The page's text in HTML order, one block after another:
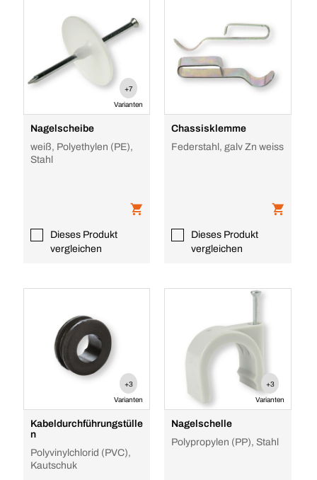
+7
Varianten
Nagelscheibe
weiß, Polyethylen (PE),
Stahl
Dieses Produkt
vergleichen
Chassisklemme
Federstahl, galv Zn weiss
Dieses Produkt
vergleichen
+3
Varianten
Kabeldurchführungstülle
n
Polyvinylchlorid (PVC),
Kautschuk
+3
Varianten
Nagelschelle
Polypropylen (PP), Stahl